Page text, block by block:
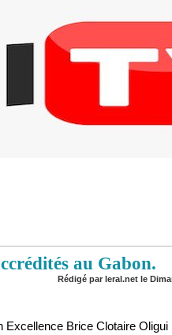
au Gabon.
Rédigé par leral.net le
Excellence Brice Clotaire Oligui